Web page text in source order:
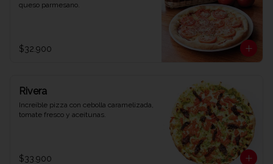
queso parmesano.
$32.900
Rivera
Increíble pizza con cebolla caramelizada,
tomate fresco y aceitunas.
$33.900